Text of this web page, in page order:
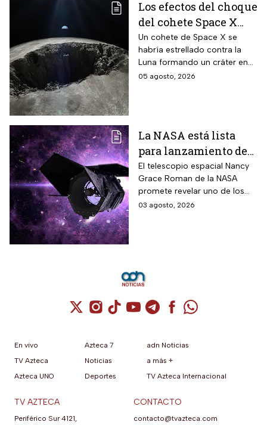
Los efectos del choque
del cohete Space X
contra la Luna
Un cohete de Space X se
habría estrellado contra la
Luna formando un cráter en
nuestro satélite natural, ¿qué
05 agosto, 2026
La NASA está lista
para lanzamiento del
telescopio espacial
Nancy Grace Roman
El telescopio espacial Nancy
Grace Roman de la NASA
promete revelar uno de los
misterios más grandes del
03 agosto, 2026
Cuenta de X / Twitter (se abre en una
Cuenta de Instagram (se abre en una
Cuenta de TikTok (se abre en
Cuenta de YouTube (se abre
Cuenta de Telegram (se
Cuenta de
Cuenta de
En vivo
TV Azteca
Azteca UNO
Azteca 7
Noticias
Deportes
adn Noticias
a más +
TV Azteca Internacional
TV AZTECA
Periférico Sur 4121,
CONTACTO
contacto@tvazteca.com